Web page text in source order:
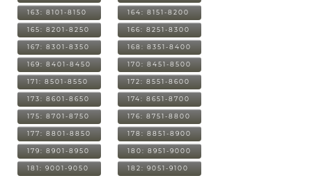
163: 8101-8150 164: 8151-8200
165: 8201-8250 166: 8251-8300
167: 8301-8350 168: 8351-8400
169: 8401-8450 170: 8451-8500
171: 8501-8550 172: 8551-8600
173: 8601-8650 174: 8651-8700
175: 8701-8750 176: 8751-8800
177: 8801-8850 178: 8851-8900
179: 8901-8950 180: 8951-9000
181: 9001-9050 182: 9051-9100